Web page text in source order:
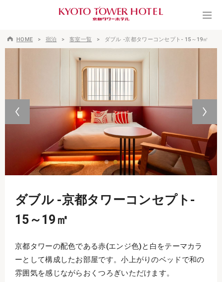
HOME 宿泊 客室一覧 ダブル -京都タワーコンセプト- 15～19㎡
ダブル -京都タワーコンセプト-
15～19㎡
京都タワーの配色である赤(エンジ色)と白をテーマカラ
ーとして構成したお部屋です。小上がりのベッドで和の
雰囲気を感じながらおくつろぎいただけます。